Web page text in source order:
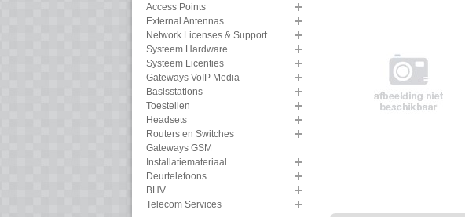
Access Points
External Antennas
Network Licenses & Support
Systeem Hardware
Systeem Licenties
Gateways VoIP Media
Basisstations
Toestellen
Headsets
Routers en Switches
Gateways GSM
Installatiemateriaal
Deurtelefoons
BHV
Telecom Services